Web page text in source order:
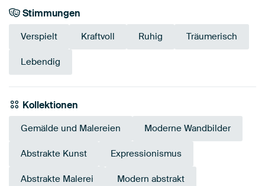
Stimmungen
Verspielt Kraftvoll Ruhig Träumerisch
Lebendig
Kollektionen
Gemälde und Malereien Moderne Wandbilder
Abstrakte Kunst Expressionismus
Abstrakte Malerei Modern abstrakt